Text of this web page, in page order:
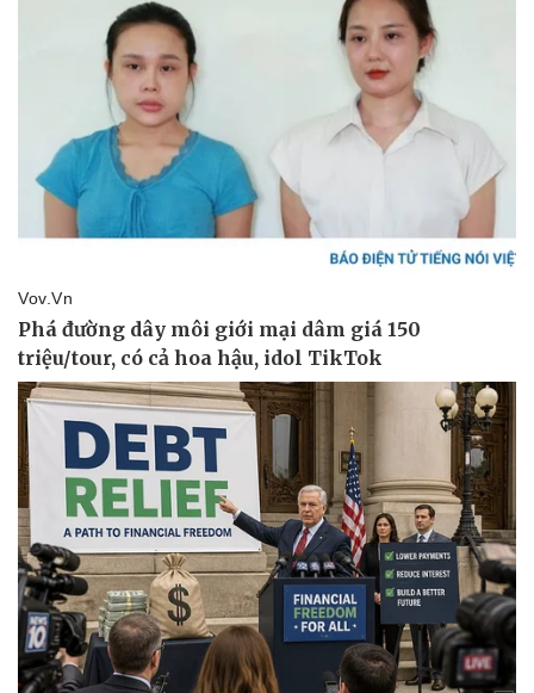
Tiêu dùng
Chứng khoán
Giá cà phê